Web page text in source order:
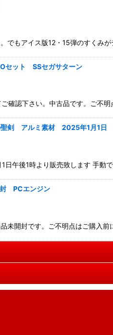
でもアイス版12・15弾のすくみ
セット SSセガサターン
確認下さい。中古品です。ご不
聖剣 アルミ素材 2025年1月1日
日午後1時より販売致します 手
PCエンジン
未開封です。ご不明点はご購入前